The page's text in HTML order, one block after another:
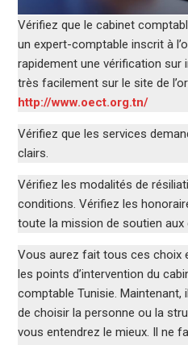
Vérifiez que le cabinet
un expert-comptable inscrit à
rapidement une vérification
très facilement sur le site de
http://www.oect.org.tn/
Vérifiez que les services
clairs.
Vérifiez les modalités de
conditions. Vérifiez les
toute la mission de soutien
Vous aurez fait tous ces choix
les points d’intervention du
comptable Tunisie.
de choisir la personne ou la
vous entendrez le mieux. Il ne